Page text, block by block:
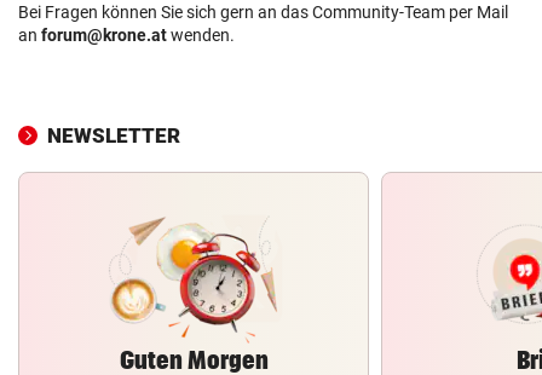
Bei Fragen können Sie sich gern an das Community-Team per Mail
an forum@krone.atwenden.
NEWSLETTER
Guten Morgen